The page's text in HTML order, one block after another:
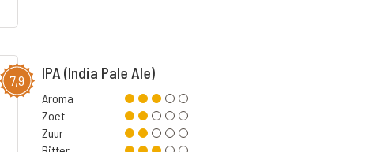
7,9 IPA (India Pale Ale)
Aroma
Zoet
Zuur